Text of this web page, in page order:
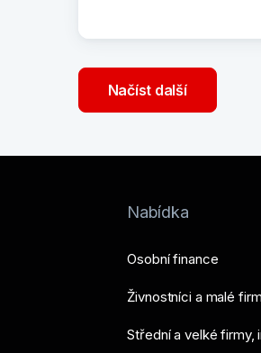
Načíst další
Nabídka
Osobní finance
Živnostníci a malé
Střední a velké firmy,